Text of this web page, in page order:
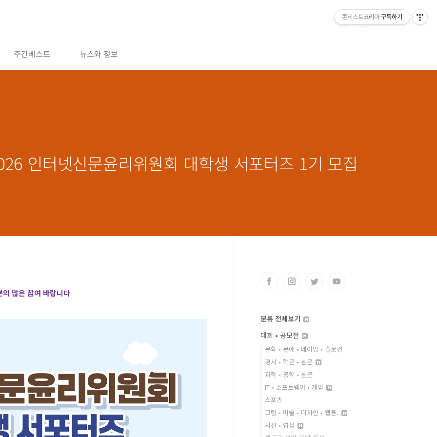
주간베스트 뉴스와 정보
인터넷신문윤리위원회 대학생 서포터즈 1기 모집
의 많은 참여 바랍니다
분류 전체보기
대회 • 공모전
문학 • 문예 • 네이밍 • 슬로건
경시 • 학문 • 논문
과학 • 공학 • 논문
IT • 소프트웨어 • 게임
스포츠
그림 • 미술 • 디자인 • 웹툰.
사진 • 영상
콘테스트코리아 구독하기